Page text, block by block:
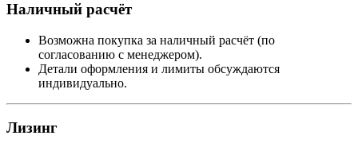
Наличный расчёт
Возможна покупка за наличный расчёт (по
согласованию с менеджером).
Детали оформления и лимиты обсуждаются
индивидуально.
Лизинг